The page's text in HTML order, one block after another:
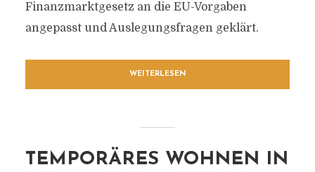
Finanzmarktgesetz an die EU-Vorgaben
angepasst und Auslegungsfragen geklärt.
WEITERLESEN
TEMPORÄRES WOHNEN IN